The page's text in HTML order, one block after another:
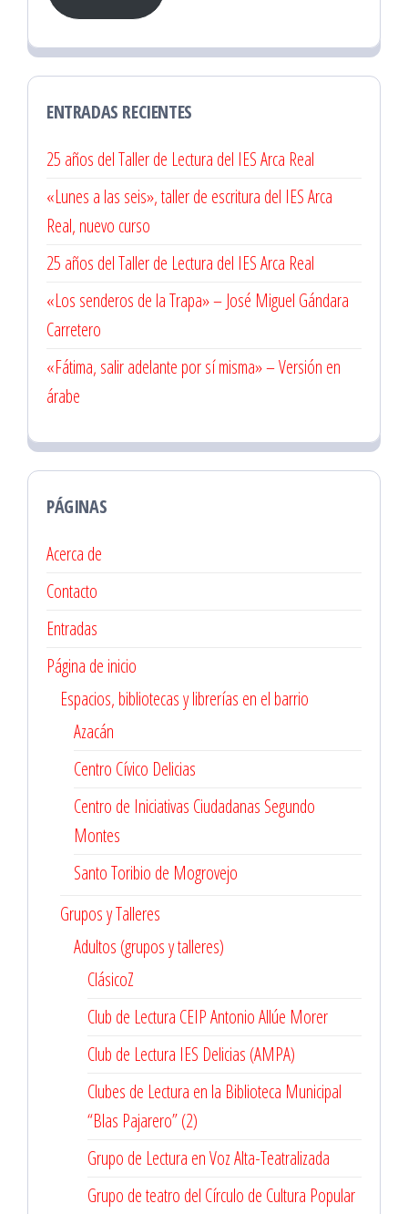
ENTRADAS RECIENTES
25 años del Taller de Lectura del IES Arca Real
«Lunes a las seis», taller de escritura del IES Arca
Real, nuevo curso
25 años del Taller de Lectura del IES Arca Real
«Los senderos de la Trapa» – José Miguel Gándara
Carretero
«Fátima, salir adelante por sí misma» – Versión en
árabe
PÁGINAS
Acerca de
Contacto
Entradas
Página de inicio
Espacios, bibliotecas y librerías en el barrio
Azacán
Centro Cívico Delicias
Centro de Iniciativas Ciudadanas Segundo
Montes
Santo Toribio de Mogrovejo
Grupos y Talleres
Adultos (grupos y talleres)
ClásicoZ
Club de Lectura CEIP Antonio Allúe Morer
Club de Lectura IES Delicias (AMPA)
Clubes de Lectura en la Biblioteca Municipal
“Blas Pajarero” (2)
Grupo de Lectura en Voz Alta-Teatralizada
Grupo de teatro del Círculo de Cultura Popular